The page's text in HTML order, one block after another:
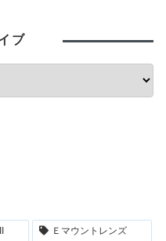
ブ
Ｅマウントレンズ